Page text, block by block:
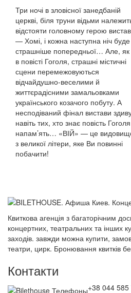
Три ночі в зловісної занедбаній
церкві, біля труни відьми
відстояти головному герою
— Хомі, і кожна наступна ніч буде
страшніше попередньої… Але, як
в повісті Гоголя, страшні містичні
сцени перемежовуються
відчайдушно-веселими й
життєрадісними замальовками
українського козачого побуту. А
несподіваний фінал вистави
навіть тих, хто знає повість Гоголя
напам’ять… «ВІЙ» — це
з великої літери, яке Ви повинні
побачити!
Квиткова агенція з багаторічним
концертних, театральних та інших
заходів. завжди можна купити,
театри, цирк. Бронювання квитків
Контакти
+38 044 585